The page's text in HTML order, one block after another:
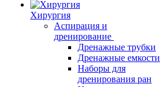
Хирургия
Аспирация и
дренирование
Дренажные трубки
Дренажные емкости
Наборы для
дренирования ран